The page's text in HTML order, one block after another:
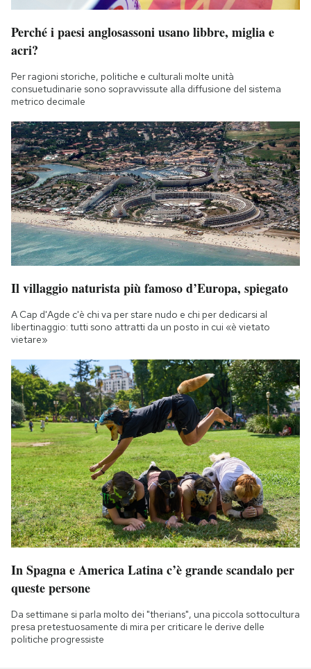
Perché i paesi anglosassoni usano libbre, miglia e
acri?
Per ragioni storiche, politiche e culturali molte unità
consuetudinarie sono sopravvissute alla diffusione del sistema
metrico decimale
Il villaggio naturista più famoso d’Europa, spiegato
A Cap d'Agde c'è chi va per stare nudo e chi per dedicarsi al
libertinaggio: tutti sono attratti da un posto in cui «è vietato
vietare»
In Spagna e America Latina c’è grande scandalo per
queste persone
Da settimane si parla molto dei "therians", una piccola sottocultura
presa pretestuosamente di mira per criticare le derive delle
politiche progressiste